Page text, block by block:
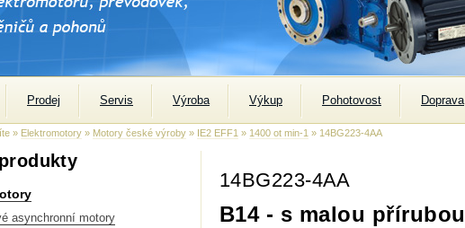
Prodej Servis Výroba Výkup Pohotovost Doprava
» Elektromotory » Motory české výroby » IE2 EFF1 » 1400 ot min-1 » 14BG223-4AA
asynchronní motory
14BG223-4AA
B14 - s malou přírubou